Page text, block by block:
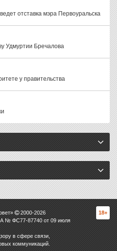
отставка мэра Первоуральска
Удмуртии Бречалова
у правительства
2000-2026
№ ФС77-87740 от 09 июля
в сфере связи,
коммуникаций.
18+